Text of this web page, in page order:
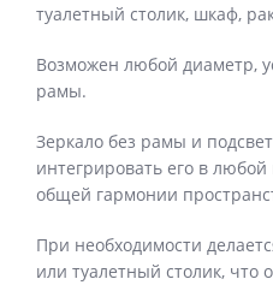
туалетный столик, шкаф,
Возможен любой диаметр,
рамы.
Зеркало без рамы и
интегрировать его в
общей гармонии
При необходимости
или туалетный столик, что